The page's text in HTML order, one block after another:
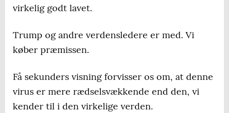
virkelig godt lavet.
Trump og andre verdensledere er med. Vi
køber præmissen.
Få sekunders visning forvisser os om, at denne
virus er mere rædselsvækkende end den, vi
kender til i den virkelige verden.